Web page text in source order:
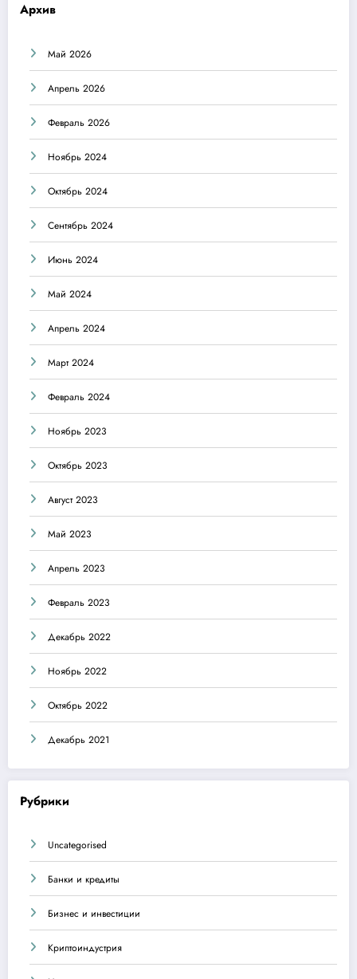
Архив
Май 2026
Апрель 2026
Февраль 2026
Ноябрь 2024
Октябрь 2024
Сентябрь 2024
Июнь 2024
Май 2024
Апрель 2024
Март 2024
Февраль 2024
Ноябрь 2023
Октябрь 2023
Август 2023
Май 2023
Апрель 2023
Февраль 2023
Декабрь 2022
Ноябрь 2022
Октябрь 2022
Декабрь 2021
Рубрики
Uncategorised
Банки и кредиты
Бизнес и инвестиции
Криптоиндустрия